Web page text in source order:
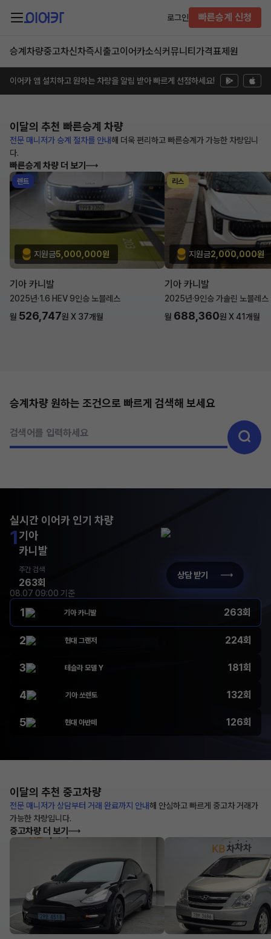
로그인 빠른승계 신청
승계차량중고차신차즉시출고이어카소식커뮤니티 가격표제원
이어카 앱 설치하고 원하는 차량을 알림 받아 빠르게 선점하세요!
이달의 추천 빠른승계 차량
전문 매니저가 승계 절차를 안내해 더욱 편리하고 빠른승계가 가능한 차량입니
다.
빠른승계 차량 더 보기
렌트
지원금5,000,000원
기아 카니발
2025년·1.6 HEV 9인승 노블레스
월 526,747원 X 37개월
리스
지원금2,000,000원
기아 카니발
2025년·9인승 가솔린 노블레스
월 688,360원 X41개월
승계차량 원하는 조건으로 빠르게 검색해 보세요
검색어를 입력하세요
실시간 이어카 인기 차량
1기아
카니발
주간 검색
263회
상담 받기
08.07 09:00 기준
1 기아 카니발 263회
2 현대 그랜저 224회
3 테슬라 모델 Y 181회
4 기아 쏘렌토 132회
5 현대 아반떼 126회
이달의 추천 중고차량
전문 매니저가 상담부터 거래 완료까지 안내해 안심하고 빠르게 중고차 거래가
가능한 차량입니다.
중고차량 더 보기